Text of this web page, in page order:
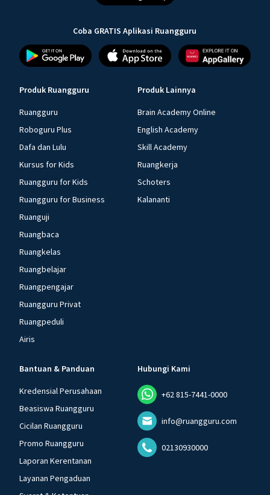
Coba GRATIS Aplikasi Ruangguru
Produk Ruangguru
Ruangguru
Roboguru Plus
Dafa dan Lulu
Kursus for Kids
Ruangguru for Kids
Ruangguru for Business
Ruanguji
Ruangbaca
Ruangkelas
Ruangbelajar
Ruangpengajar
Ruangguru Privat
Ruangpeduli
Airis
Produk Lainnya
Brain Academy Online
English Academy
Skill Academy
Ruangkerja
Schoters
Kalananti
Bantuan & Panduan
Kredensial Perusahaan
Beasiswa Ruangguru
Cicilan Ruangguru
Promo Ruangguru
Laporan Kerentanan
Layanan Pengaduan
Hubungi Kami
+62 815-7441-0000
info@ruangguru.com
02130930000